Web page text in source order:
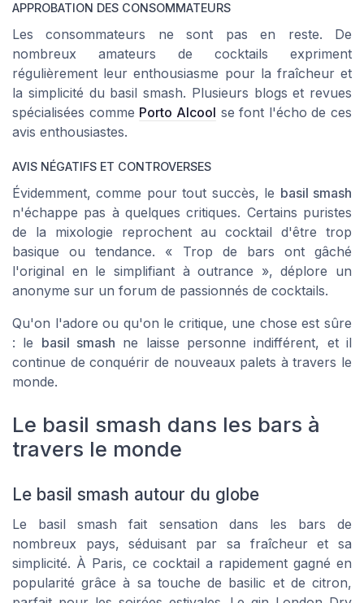
APPROBATION DES CONSOMMATEURS
Les consommateurs ne sont pas en reste. De
nombreux amateurs de cocktails expriment
régulièrement leur enthousiasme pour la fraîcheur et
la simplicité du basil smash. Plusieurs blogs et revues
spécialisées comme Porto Alcool se font l'écho de ces
avis enthousiastes.
AVIS NÉGATIFS ET CONTROVERSES
Évidemment, comme pour tout succès, le basil smash
n'échappe pas à quelques critiques. Certains puristes
de la mixologie reprochent au cocktail d'être trop
basique ou tendance. « Trop de bars ont gâché
l'original en le simplifiant à outrance », déplore un
anonyme sur un forum de passionnés de cocktails.
Qu'on l'adore ou qu'on le critique, une chose est sûre
: le basil smash ne laisse personne indifférent, et il
continue de conquérir de nouveaux palets à travers le
monde.
Le basil smash dans les bars à
travers le monde
Le basil smash autour du globe
Le basil smash fait sensation dans les bars de
nombreux pays, séduisant par sa fraîcheur et sa
simplicité. À Paris, ce cocktail a rapidement gagné en
popularité grâce à sa touche de basilic et de citron,